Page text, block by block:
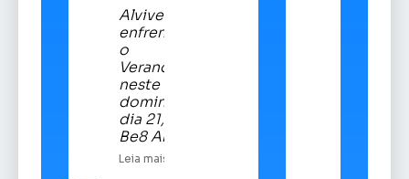
Alviverde
enfrentará
o
Veranópolis
neste
domingo,
dia 21, na
Be8 Arena
Leia mais